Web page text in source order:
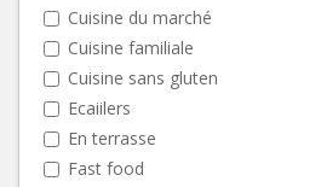
Cuisine du marché
Cuisine familiale
Cuisine sans gluten
Ecaiilers
En terrasse
Fast food